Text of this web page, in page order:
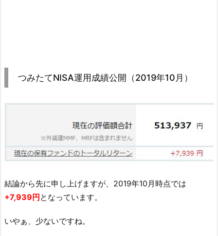
つみたてNISA運用成績公開（2019年10月）
結論から先に申し上げますが、2019年10月時点では
+7,939円 となっています。
いやぁ、少ないですね。